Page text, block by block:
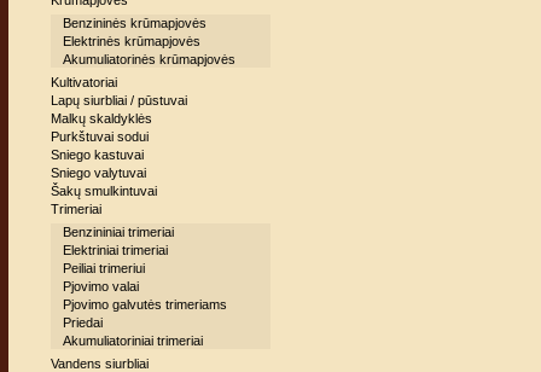
Benzininės krūmapjovės
Elektrinės krūmapjovės
Akumuliatorinės krūmapjovės
Kultivatoriai
Lapų siurbliai / pūstuvai
Malkų skaldyklės
Purkštuvai sodui
Sniego kastuvai
Sniego valytuvai
Šakų smulkintuvai
Trimeriai
Benzininiai trimeriai
Elektriniai trimeriai
Peiliai trimeriui
Pjovimo valai
Pjovimo galvutės trimeriams
Priedai
Akumuliatoriniai trimeriai
Vandens siurbliai